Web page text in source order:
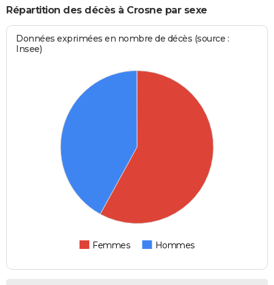
Répartition des décès à Crosne par sexe
Données exprimées en nombre de décès (source :
Insee)
Femmes Hommes